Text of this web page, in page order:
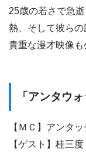
25歳の若さで急
熱、そして彼らの
貴重な漫才映像も
「アンタウ
【ＭＣ】アンタ
【ゲスト】桂三度